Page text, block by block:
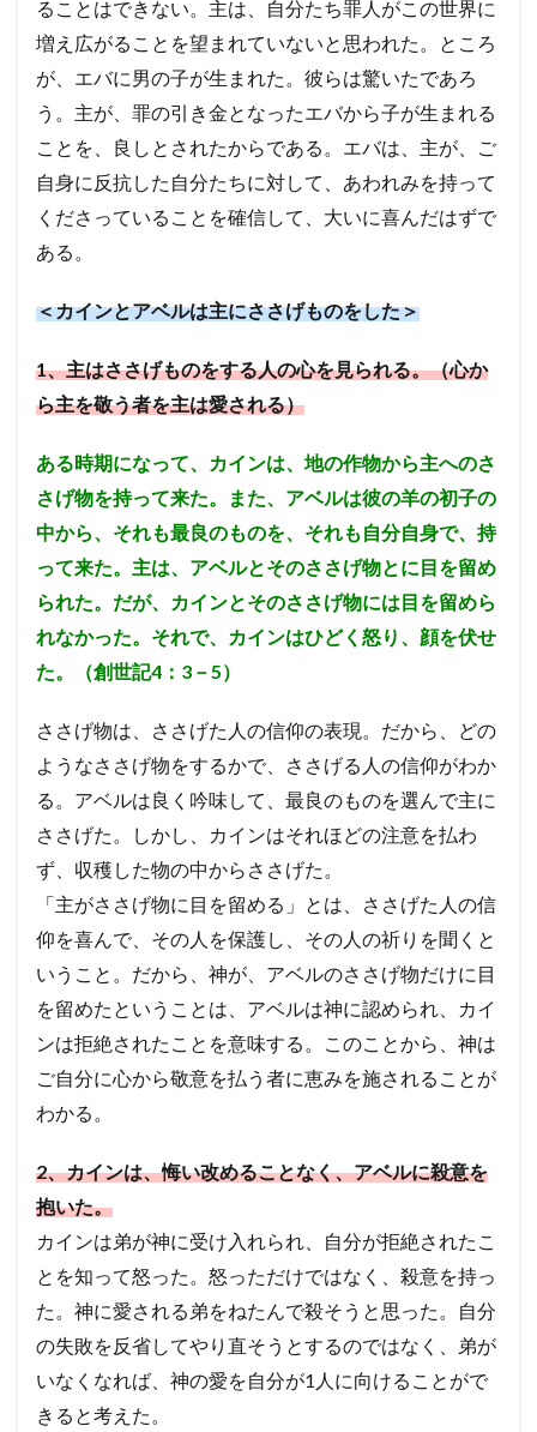
ることはできない。主は、自分たち罪人がこの世界に
増え広がることを望まれていないと思われた。ところ
が、エバに男の子が生まれた。彼らは驚いたであろ
う。 主が、罪の引き金となったエバから子が生まれる
ことを、良しとされたからである。 エバは、主が、ご
自身に反抗した自分たちに対して、あわれみを持って
くださっていることを確信して、大いに喜んだはずで
ある。
＜カインとアベルは主にささげものをした＞
1、主はささげものをする人の心を見られる。（心か
ら主を敬う者を主は愛される）
ある時期になって、カインは、地の作物から主へのさ
さげ物を持って来た。また、アベルは彼の羊の初子の
中から、それも最良のものを、それも自分自身で、持
って来た。主は、アベルとそのささげ物とに目を留め
られた。だが、カインとそのささげ物には目を留めら
れなかった。それで、カインはひどく怒り、顔を伏せ
た。（創世記4：3－5）
ささげ物は、ささげた人の信仰の表現。 だから、どの
ようなささげ物をするかで、ささげる人の信仰がわか
る。 アベルは良く吟味して、最良のものを選んで主に
ささげた。
しかし、カインはそれほどの注意を払わ
ず、収穫した物の中からささげた。
「主がささげ物に目を留める」とは、ささげた人の信
仰を喜んで、その人を保護し、その人の祈りを聞くと
いうこと。だから、神が、アベルのささげ物だけに目
を留めたということは、アベルは神に認められ、カイ
ンは拒絶されたことを意味する。このことから、神は
ご自分に心から敬意を払う者に恵みを施されることが
わかる。
2、カインは、悔い改めることなく、アベルに殺意を
抱いた。
カインは弟が神に受け入れられ、自分が拒絶されたこ
とを知って怒った。 怒っただけではなく、殺意を持っ
た。神に愛される弟をねたんで殺そうと思った。
自分
の失敗を反省してやり直そうとするのではなく、弟が
いなくなれば、神の愛を自分が1人に向けることがで
きると考えた。
キリスト
リディア 分裂 善行
火
エホヤダ
疫病 ヤコブ
ナバル
アビメレク
神への服従 シュロ
支配
召命
テサロニケ 処罰 誤った
アサ
昇天
エフー 病 エサウ
サウル
ミカ
サタン ホサナ 自己の死
教会
ベレヤ
サムソン
誘惑 偽善 とりなし
戦い
アテネ
離婚 偽 やもめ
ヨアブ
エホアヤズ
アブラハム
祭司、パリサイ人、律法学者たち
予定
武器
コリント
悪霊 天使 オバデヤ
モアブ
ザカリヤ
サライ 偶像崇拝
イエス
信仰義認
罪の赦し 終末
イスラエル
使徒
エペソ 体 確信
失望
シュネムの女
ウジヤ 約束
ヨセフ
処女マリヤ
異邦人
ステパノ アポロ 女性
希望
アハブ
ナアマン アザルヤ
人間の創造
エジプト
誕生 審判
砕かれた心
最後の晩餐
計画 殉教
第３回伝道旅行
かぶり物
テモテ アラム
アハズ
知恵の木の実 奴隷 アビヤ
天国
悔いた心
過ぎ越し 礼拝
パウロ
エルサレム
聖餐 励ます 罪
神
聖書
摂理 権威 偶像礼拝
知る
祈り
預言 レハブアム ヤロブアム
破滅
ダビデ
ソロモン サウル一族
アドニヤ
シェバの女王